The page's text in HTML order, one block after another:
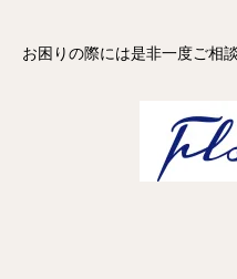
お困りの際には是非一度ご相